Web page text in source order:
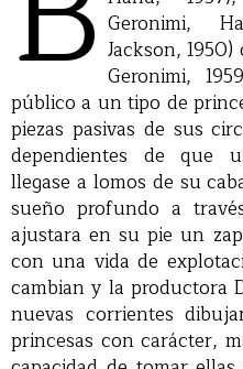
Geronimi,
Jackson, 1950)
Geronimi,
público a un tipo de
piezas pasivas de sus
dependientes de que
llegase a lomos de su
sueño profundo a
ajustara en su pie un
con una vida de
cambian y la productora
nuevas corrientes
princesas con carácter,